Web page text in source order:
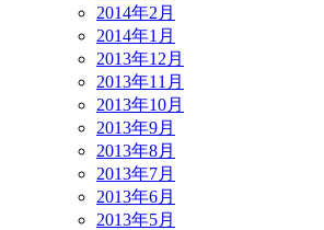
2014年2月
2014年1月
2013年12月
2013年11月
2013年10月
2013年9月
2013年8月
2013年7月
2013年6月
2013年5月